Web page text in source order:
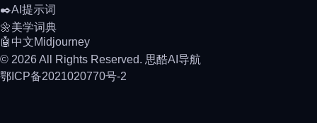
✒️AI提示词
🌼美学词典
🤖中文Midjourney
© 2026 All Rights Reserved. 思酷AI导航
鄂ICP备2021020770号-2